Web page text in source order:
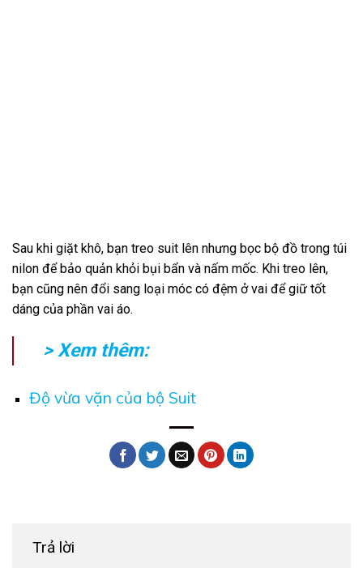
Sau khi giặt khô, bạn treo suit lên nhưng bọc bộ đồ trong túi
nilon để bảo quản khỏi bụi bẩn và nấm mốc. Khi treo lên,
bạn cũng nên đổi sang loại móc có đệm ở vai để giữ tốt
dáng của phần vai áo.
> Xem thêm:
Độ vừa vặn của bộ Suit
Trả lời